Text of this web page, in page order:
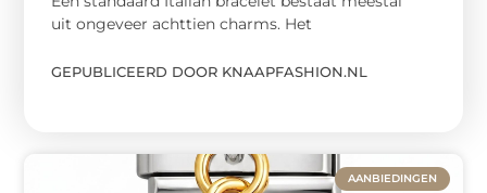
uit ongeveer achttien charms. Het
GEPUBLICEERD DOOR KNAAPFASHION.NL
AANBIEDINGEN